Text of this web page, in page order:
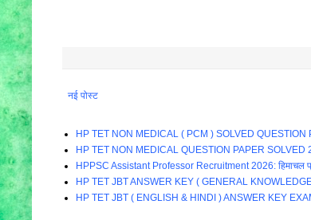
नई पोस्ट
HP TET NON MEDICAL ( PCM ) SOLVED QUESTION
HP TET NON MEDICAL QUESTION PAPER SOLVED
HPPSC Assistant Professor Recruitment 2026: हिमाचल
HP TET JBT ANSWER KEY ( GENERAL
HP TET JBT ( ENGLISH & HINDI ) ANSWER KEY